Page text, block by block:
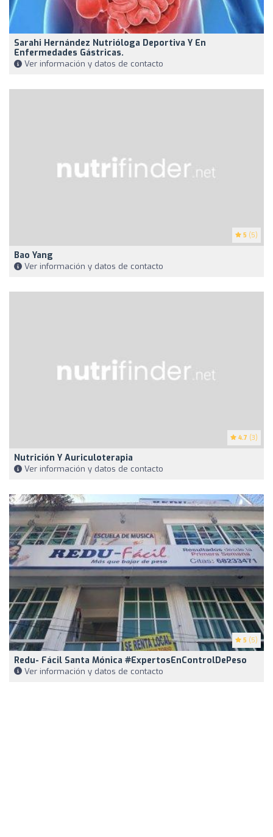
Sarahi Hernández Nutrióloga Deportiva Y En
Enfermedades Gástricas.
Ver información y datos de contacto
5 (5)
Bao Yang
Ver información y datos de contacto
4.7 (3)
Nutrición Y Auriculoterapia
Ver información y datos de contacto
5 (5)
Redu- Fácil Santa Mónica #ExpertosEnControlDePeso
Ver información y datos de contacto